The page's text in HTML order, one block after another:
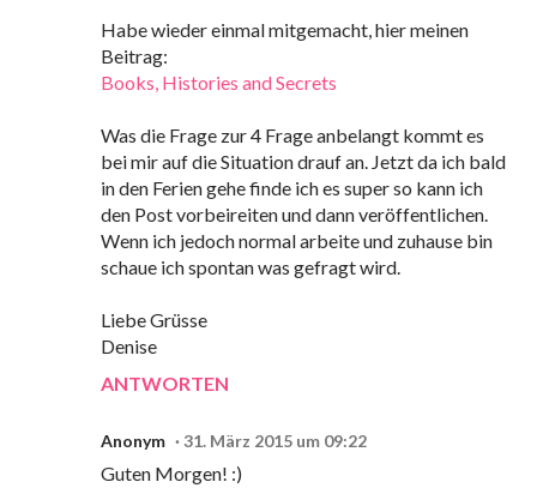
Habe wieder einmal mitgemacht, hier meinen
Beitrag:
Books, Histories and Secrets
Was die Frage zur 4 Frage anbelangt kommt es
bei mir auf die Situation drauf an. Jetzt da ich bald
in den Ferien gehe finde ich es super so kann ich
den Post vorbeireiten und dann veröffentlichen.
Wenn ich jedoch normal arbeite und zuhause bin
schaue ich spontan was gefragt wird.
Liebe Grüsse
Denise
ANTWORTEN
Anonym 31. März 2015 um 09:22
Guten Morgen! :)